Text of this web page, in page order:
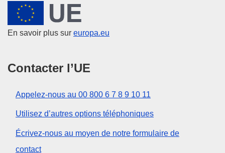
Union européenne
En savoir plus sur europa.eu
Contacter l’UE
Appelez-nous au 00 800 6 7 8 9 10 11
Utilisez d’autres options téléphoniques
Écrivez-nous au moyen de notre formulaire de
contact